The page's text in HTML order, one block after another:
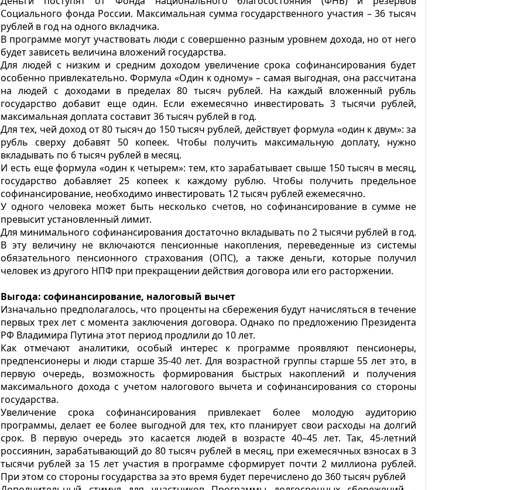
Социального фонда России. Максимальная сумма государственного участия – 36 тысяч
рублей в год на одного вкладчика.
В программе могут участвовать люди с совершенно разным уровнем дохода, но от него
будет зависеть величина вложений государства.
Для людей с низким и средним доходом увеличение срока софинансирования будет
особенно привлекательно. Формула «Один к одному» – самая выгодная, она рассчитана
на людей с доходами в пределах 80 тысяч рублей. На каждый вложенный рубль
государство добавит еще один. Если ежемесячно инвестировать 3 тысячи рублей,
максимальная доплата составит 36 тысяч рублей в год.
Для тех, чей доход от 80 тысяч до 150 тысяч рублей, действует формула «один к двум»: за
рубль сверху добавят 50 копеек. Чтобы получить максимальную доплату, нужно
вкладывать по 6 тысяч рублей в месяц.
И есть еще формула «один к четырем»: тем, кто зарабатывает свыше 150 тысяч в месяц,
государство добавляет 25 копеек к каждому рублю. Чтобы получить предельное
софинансирование, необходимо инвестировать 12 тысяч рублей ежемесячно.
У одного человека может быть несколько счетов, но софинансирование в сумме не
превысит установленный лимит.
Для минимального софинансирования достаточно вкладывать по 2 тысячи рублей в год.
В эту величину не включаются пенсионные накопления, переведенные из системы
обязательного пенсионного страхования (ОПС), а также деньги, которые получил
человек из другого НПФ при прекращении действия договора или его расторжении.
Выгода: софинансирование, налоговый вычет
Изначально предполагалось, что проценты на сбережения будут начисляться в течение
первых трех лет с момента заключения договора. Однако по предложению Президента
РФ Владимира Путина этот период продлили до 10 лет.
Как отмечают аналитики, особый интерес к программе проявляют пенсионеры,
предпенсионеры и люди старше 35-40 лет. Для возрастной группы старше 55 лет это, в
первую очередь, возможность формирования быстрых накоплений и получения
максимального дохода с учетом налогового вычета и софинансирования со стороны
государства.
Увеличение срока софинансирования привлекает более молодую аудиторию
программы, делает ее более выгодной для тех, кто планирует свои расходы на долгий
срок. В первую очередь это касается людей в возрасте 40–45 лет. Так, 45-летний
россиянин, зарабатывающий до 80 тысяч рублей в месяц, при ежемесячных взносах в 3
тысячи рублей за 15 лет участия в программе сформирует почти 2 миллиона рублей.
При этом со стороны государства за это время будет перечислено до 360 тысяч рублей